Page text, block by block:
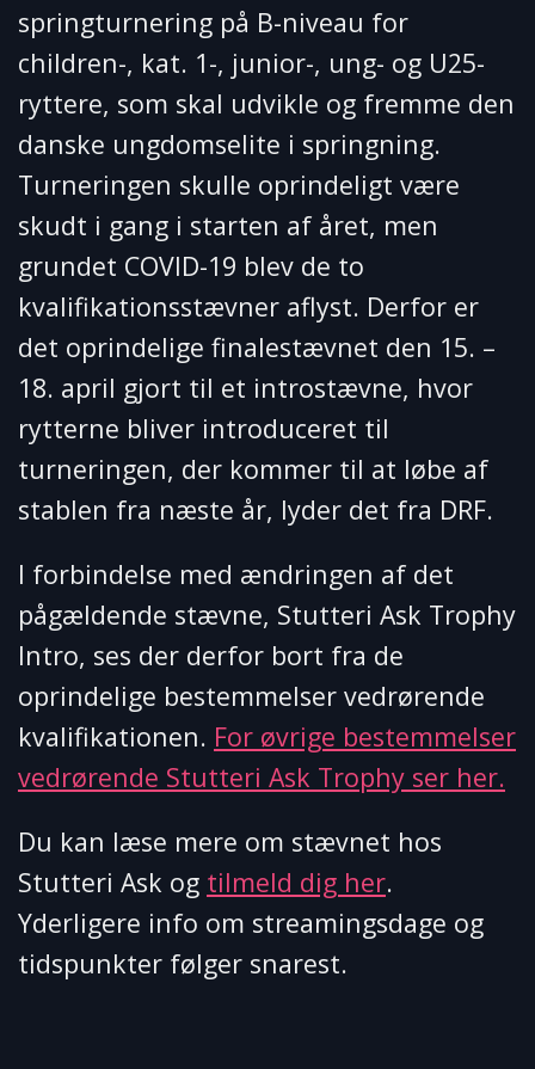
springturnering på B-niveau for
children-, kat. 1-, junior-, ung- og U25-
ryttere, som skal udvikle og fremme den
danske ungdomselite i springning.
Turneringen skulle oprindeligt være
skudt i gang i starten af året, men
grundet COVID-19 blev de to
kvalifikationsstævner aflyst. Derfor er
det oprindelige finalestævnet den 15. –
18. april gjort til et introstævne, hvor
rytterne bliver introduceret til
turneringen, der kommer til at løbe af
stablen fra næste år, lyder det fra DRF.
I forbindelse med ændringen af det
pågældende stævne, Stutteri Ask Trophy
Intro, ses der derfor bort fra de
oprindelige bestemmelser vedrørende
kvalifikationen. For øvrige bestemmelser
vedrørende Stutteri Ask Trophy ser her.
Du kan læse mere om stævnet hos
Stutteri Ask og tilmeld dig her.
Yderligere info om streamingsdage og
tidspunkter følger snarest.